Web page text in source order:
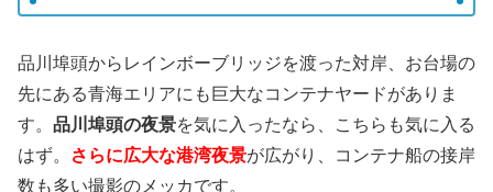
品川埠頭からレインボーブリッジを渡った対岸、お台場の
先にある青海エリアにも巨大なコンテナヤードがありま
す。 品川埠頭の夜景を気に入ったなら、こちらも気に入る
はず。
さらに広大な港湾夜景が広がり、コンテナ船の接岸
数も多い撮影のメッカです。